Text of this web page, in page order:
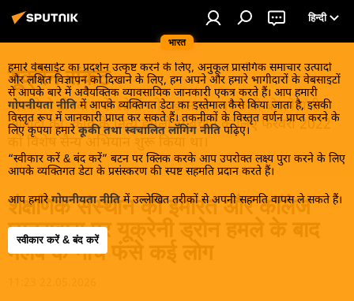
भारत
हिन्दी
हमारे वेबसाईट का प्रदर्शन उत्कृष्ट करने के लिए, अनुकूल प्रासंगिक समाचार उत्पादों
और लक्षित विज्ञापन को दिखाने के लिए, हम अपने और हमारे भागीदारों के वेबसाइटों
से आपके बारे में अवैयक्तिक व्यावसायिक जानकारी एकत्र करते हैं। आप हमारी
गोपनीयता नीति में आपके व्यक्तिगत डेटा का इस्तेमाल कैसे किया जाता है, इसकी
विस्तृत रूप में जानकारी प्राप्त कर सकते हैं। तकनीकों के विस्तृत वर्णन प्राप्त करने के
लिए कृपया हमारे कूकी तथा स्वचालित लॉगिंग नीति पढ़िए।
“स्वीकार करें & बंद करें” बटन पर क्लिक करके आप उपरोक्त लक्ष्य पुरा करने के लिए
आपके व्यक्तिगत डेटा के प्रसंस्करण की स्पष्ट सहमति प्रदान करते हैं।
आप हमारे गोपनीयता नीति में उल्लेखित तरीकों से अपनी सहमति वापस ले सकते हैं।
स्वीकार करें & बंद करें
यूक्रेन संकट
मास्को ने डोनबास के लोगों को, खास तौर पर रूसी बोलनेवाली
आबादी को, कीव के नित्य हमलों से बचाने के लिए फरवरी 2022
को विशेष सैन्य अभियान शुरू किया था।
शैक्षणिक संस्थान की इमारत और कॉलेज
छात्रावास पर यूक्रेनी ड्रोन हमले के बाद
मलबे के नीचे फंसे कई लोग